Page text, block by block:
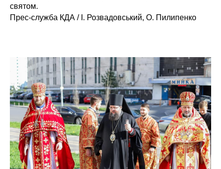
святом.
Прес-служба КДА / І. Розвадовський, О. Пилипенко